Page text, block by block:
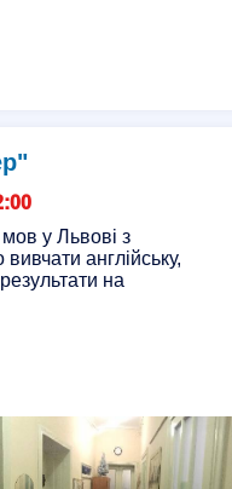
у Львові з
англійську,
на